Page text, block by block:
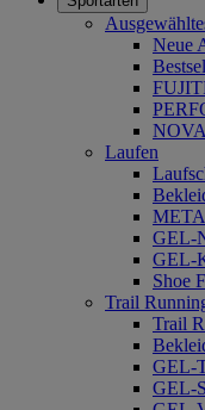
Neue
Laufen
GEL-
GEL-
Shoe
Trail
Trail
GEL-
GEL-